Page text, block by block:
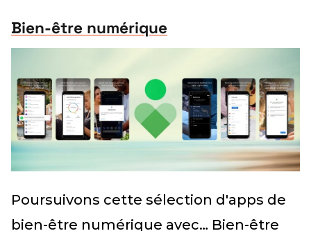
Bien-être numérique
Poursuivons cette sélection d'apps de
bien-être numérique avec… Bien-être